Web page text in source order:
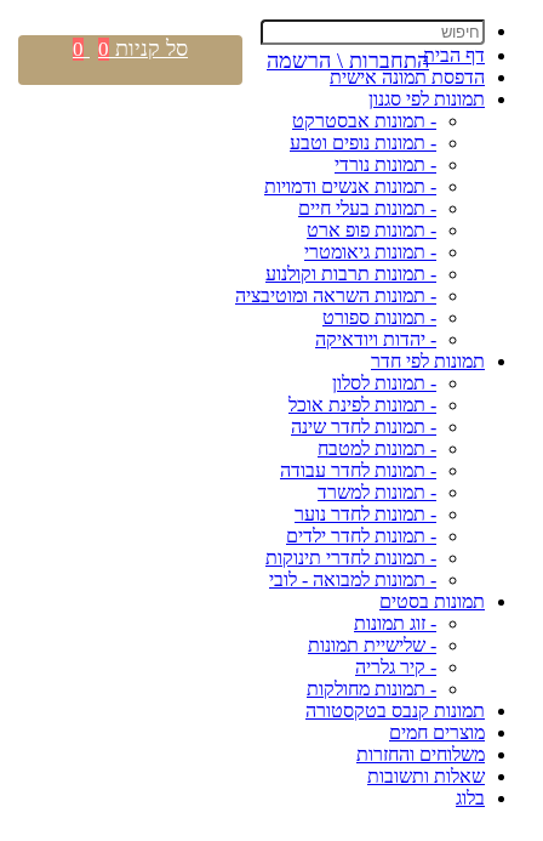
דף הבית
הדפסת תמונה אישית
תמונות לפי סגנון
- תמונות אבסטרקט
- תמונות נופים וטבע
- תמונות נורדי
- תמונות אנשים ודמויות
- תמונות בעלי חיים
- תמונות פופ ארט
- תמונות גיאומטרי
- תמונות תרבות וקולנוע
- תמונות השראה ומוטיבציה
- תמונות ספורט
- יהדות ויודאיקה
תמונות לפי חדר
- תמונות לסלון
- תמונות לפינת אוכל
- תמונות לחדר שינה
- תמונות למטבח
- תמונות לחדר עבודה
- תמונות למשרד
- תמונות לחדר נוער
- תמונות לחדר ילדים
- תמונות לחדרי תינוקות
- תמונות למבואה - לובי
תמונות בסטים
- זוג תמונות
- שלישיית תמונות
- קיר גלריה
- תמונות מחולקות
תמונות קנבס בטקסטורה
מוצרים חמים
משלוחים והחזרות
שאלות ותשובות
בלוג
התחברות \ הרשמה סל קניות 0
0